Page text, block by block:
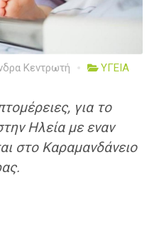
Κεντρωτή ΥΓΕΙΑ
για το
Ηλεία με εναν
στο Καραμανδάνειο